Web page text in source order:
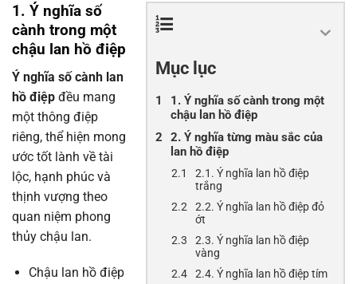
Mục lục
1. Ý nghĩa số cành trong một
chậu lan hồ điệp
2. Ý nghĩa từng màu sắc của
lan hồ điệp
2.1. Ý nghĩa lan hồ điệp
trắng
2.2. Ý nghĩa lan hồ điệp đỏ
ớt
2.3. Ý nghĩa lan hồ điệp
vàng
2.4. Ý nghĩa lan hồ điệp tím
1. Ý nghĩa số
cành trong một
chậu lan hồ điệp
Ý nghĩa số cành lan
hồ điệp đều mang
một thông điệp
riêng, thể hiện mong
ước tốt lành về tài
lộc, hạnh phúc và
thịnh vượng theo
quan niệm phong
thủy chậu lan.
Chậu lan hồ điệp